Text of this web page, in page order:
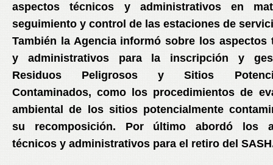
aspectos técnicos y administrativos en
seguimiento y control de las estaciones de
También la Agencia informó sobre los aspectos
y administrativos para la inscripción y
Residuos Peligrosos y Sitios
Contaminados, como los procedimientos de
ambiental de los sitios potencialmente
su recomposición. Por último abordó los
técnicos y administrativos para el retiro del